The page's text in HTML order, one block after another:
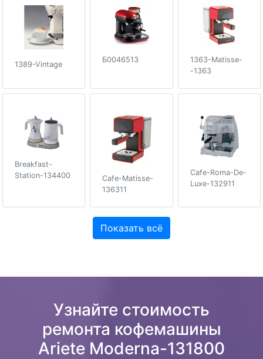
1389-Vintage Б0046513
1363-Matisse-
-1363
Breakfast-
Station-134400
Cafe-Matisse-
136311
Cafe-Roma-De-
Luxe-132911
Показать всё
Узнайте стоимость
ремонта кофемашины
Ariete Moderna-131800